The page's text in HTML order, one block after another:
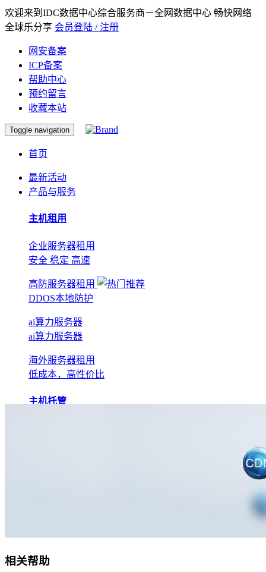
欢迎来到IDC数据中心综合服务商－全网数据中心 畅快网络
全球乐分享 会员登陆 / 注册
网安备案
ICP备案
帮助中心
预约留言
收藏本站
Toggle navigation
首页
最新活动
产品与服务
主机租用
企业服务器租用
安全 稳定 高速
高防服务器租用
DDOS本地防护
ai算力服务器
ai算力服务器
海外服务器租用
低成本，高性价比
主机托管
贴心的服务
相关帮助